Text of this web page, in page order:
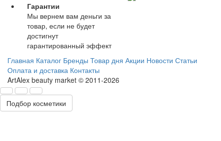
Гарантии
Мы вернем вам деньги за
товар, если не будет
достигнут
гарантированный эффект
Главная Каталог Бренды Товар дня Акции Новости Статьи
Оплата и доставка Контакты
ArtAlex beauty market © 2011-2026
Подбор косметики